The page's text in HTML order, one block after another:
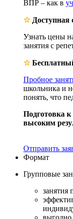
ВПР – как в
☆Доступная
Узнать цены
занятия с
☆
Пробное
школьника и
понять, что
Подготовка
высоким
Отправить
Формат
Групповые
занятия